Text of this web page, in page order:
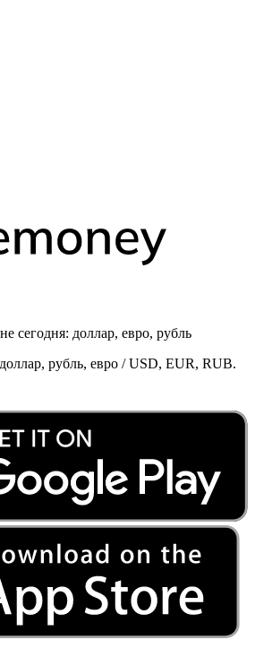
сегодня: доллар, евро, рубль
рубль, евро / USD, EUR, RUB.